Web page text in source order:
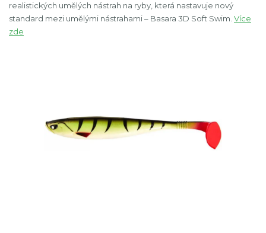
realistických umělých nástrah na ryby, která nastavuje nový
standard mezi umělými nástrahami – Basara 3D Soft Swim. Více
zde